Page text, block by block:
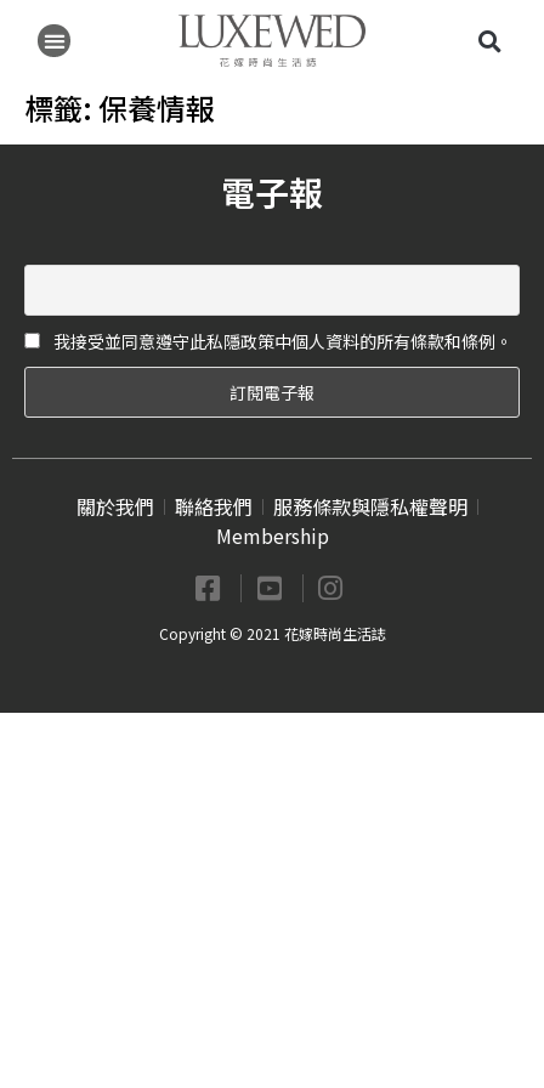
標籤: 保養情報
電子報
我接受並同意遵守此私隱政策中個人資料的所有條款和條例。
關於我們 聯絡我們
服務條款與隱私權聲明
Membership
Copyright © 2021 花嫁時尚生活誌